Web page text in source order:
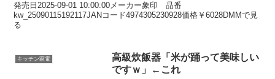
発売日2025-09-01 10:00:00メーカー象印 品番
kw_25090115192117JANコード4974305230928価格￥6028DMMで見
る
キッチン家電
高級炊飯器「米が踊って美味しい
ですｗ」←これ